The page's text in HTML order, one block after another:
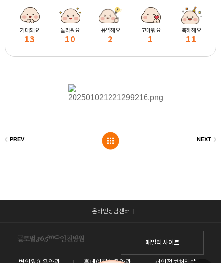
기대돼요
13
놀라워요
10
유익해요
2
고마워요
1
축하해요
11
온라인상담센터
패밀리 사이트